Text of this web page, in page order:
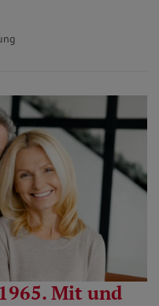
Mit und